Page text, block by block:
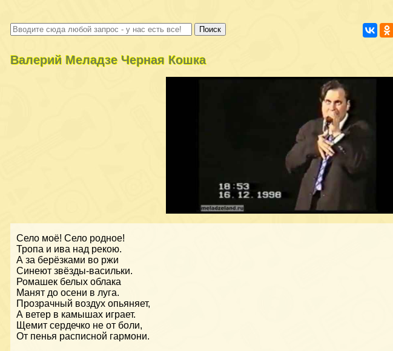
Валерий Меладзе Черная Кошка
Село моё! Село родное!
Тропа и ива над рекою.
А за берёзками во ржи
Синеют звёзды-васильки.
Ромашек белых облака
Манят до осени в луга.
Прозрачный воздух опьяняет,
А ветер в камышах играет.
Щемит сердечко не от боли,
От пенья расписной гармони.